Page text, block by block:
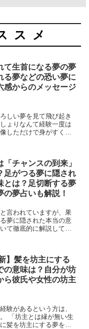
スメ
て生首になる夢の夢
る夢などの恐い夢に
感からのメッセージ
しい夢を見て飛び起き
ょりなんて経験一度は
しただけで身がすくむ
「チャンスの到来」
足がつる夢に隠され
とは？足切断する夢
の夢占いも解説！
言われていますが、果
夢に隠された本当の意
て徹底的に解説してい
】髪を坊主にする
の意味は？自分が坊
ら彼氏や女性の坊主
験があるという方は、
「坊主とは縁が無い生
髪を坊主にする夢を見